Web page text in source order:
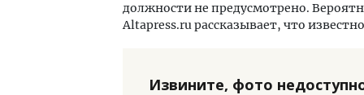
должности не предусмотрено.
Altapress.ru рассказывает, что
Извините, фото